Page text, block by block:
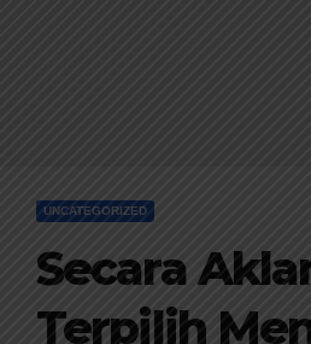
UNCATEGORIZED
Secara
Terpilih